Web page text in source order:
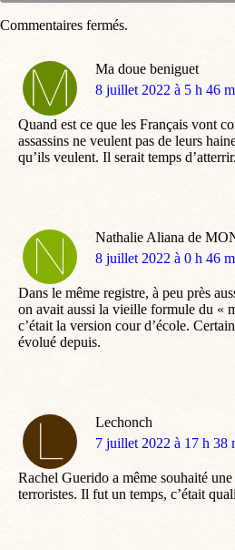
Ma doue beniguet
dit
8 juillet 2022 à 5 h 46
Quand est ce que les Français vont
assassins ne veulent pas de leurs
qu’ils veulent. Il serait temps d’atterrir.
Nathalie Aliana de
dit
8 juillet 2022 à 0 h 46
Dans le même registre, à peu près
on avait aussi la vieille formule du «
c’était la version cour d’école.
évolué depuis.
Lechonch
dit
7 juillet 2022 à 17 h 38
Rachel Guerido a même souhaité
terroristes. Il fut un temps, c’était
Commentaires fermés.